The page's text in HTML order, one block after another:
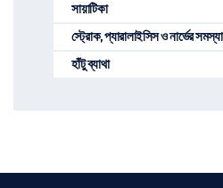
সায়াটিকা
স্ট্রোক, প্যারালাইসিস ও নার্ভের সমস্যা
হাঁটু ব্যাথা